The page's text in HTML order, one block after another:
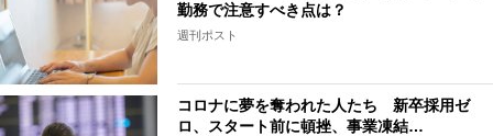
勤務で注意すべき点は？
週刊ポスト
コロナに夢を奪われた人たち 新卒採用ゼ
ロ、スタート前に頓挫、事業凍結…